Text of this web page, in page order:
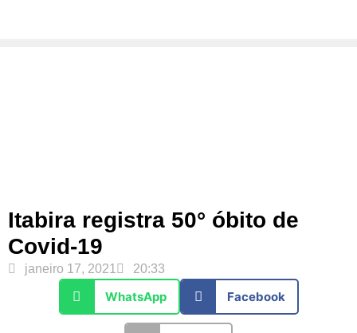
Itabira registra 50° óbito de
Covid-19
janeiro 17, 2021 20:33
WhatsApp Facebook